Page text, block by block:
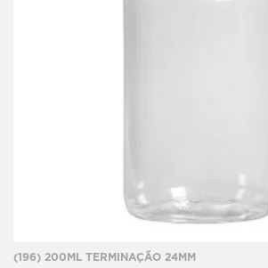
(196) 200ML TERMINAÇÃO 24MM